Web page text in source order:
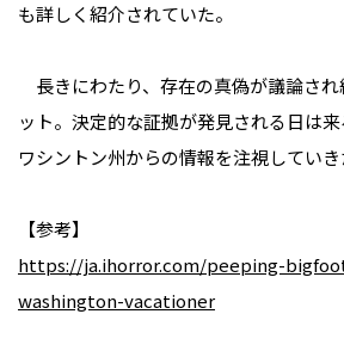
も詳しく紹介されていた。
長きにわたり、存在の真偽が議論さ
ット。決定的な証拠が発見される日は
ワシントン州からの情報を注視していき
【参考】
https://ja.ihorror.com/peeping-
washington-vacationer